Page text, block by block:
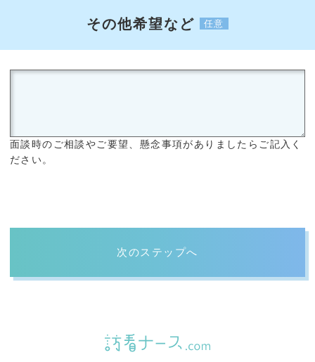
その他希望など 任意
面談時のご相談やご要望、懸念事項がありましたらご記入く
ださい。
次のステップへ